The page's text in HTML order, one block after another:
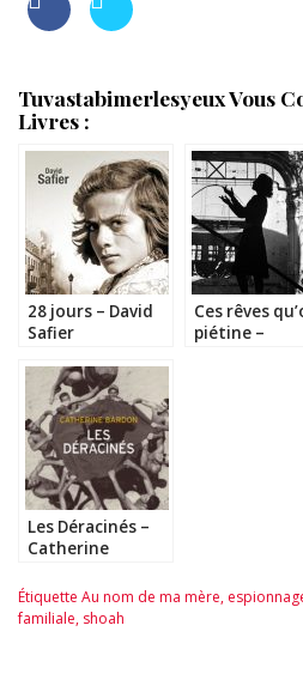
Tuvastabimerlesyeux Vous
Livres :
28 jours – David
Safier
Ces rêves
piétine –
Les Déracinés –
Catherine
Étiquette Au nom de ma mère,
familiale, shoah